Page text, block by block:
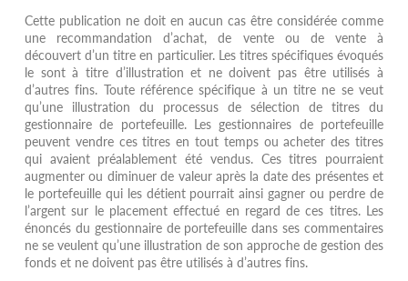
Cette publication ne doit en aucun cas être considérée comme
une recommandation d’achat, de vente ou de vente à
découvert d’un titre en particulier. Les titres spécifiques évoqués
le sont à titre d’illustration et ne doivent pas être utilisés à
d’autres fins. Toute référence spécifique à un titre ne se veut
qu’une illustration du processus de sélection de titres du
gestionnaire de portefeuille. Les gestionnaires de portefeuille
peuvent vendre ces titres en tout temps ou acheter des titres
qui avaient préalablement été vendus. Ces titres pourraient
augmenter ou diminuer de valeur après la date des présentes et
le portefeuille qui les détient pourrait ainsi gagner ou perdre de
l’argent sur le placement effectué en regard de ces titres. Les
énoncés du gestionnaire de portefeuille dans ses commentaires
ne se veulent qu’une illustration de son approche de gestion des
fonds et ne doivent pas être utilisés à d’autres fins.